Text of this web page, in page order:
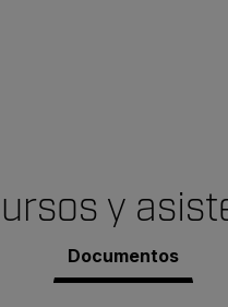
y
Documentos